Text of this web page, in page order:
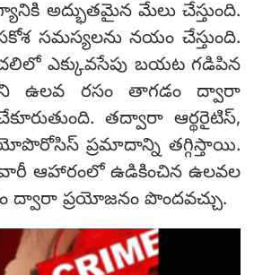
అద్భుతమైన మేలు చేస్తుంది.
సమస్యలను నయం చేస్తుంది.
ఎక్కువసేపు బయట గడిపిన
ఉలవ రసం తాగడం ద్వారా
తద్వారా ఆర్థరైటిస్,
ప్రమాదాన్ని తగ్గిస్తాయి.
ఆహారంలో ఉడికించిన ఉలవల
ద్వారా ప్రయోజనం పొందవచ్చు.